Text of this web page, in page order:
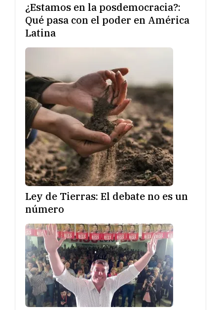
¿Estamos en la posdemocracia?:
Qué pasa con el poder en América
Latina
Ley de Tierras: El debate no es un
número